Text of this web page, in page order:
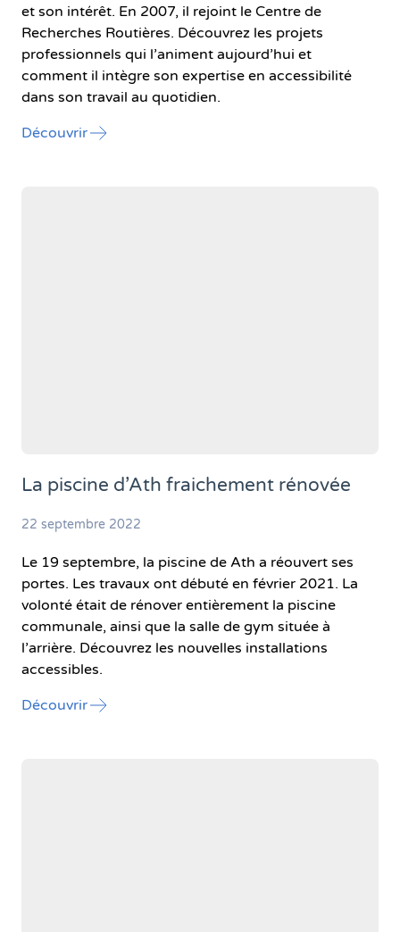
et son intérêt. En 2007, il rejoint le Centre de
Recherches Routières. Découvrez les projets
professionnels qui l’animent aujourd’hui et
comment il intègre son expertise en accessibilité
dans son travail au quotidien.
Découvrirl'article "Ils ont contribué à la mission
La piscine d’Ath fraichement rénovée
22 septembre 2022
Le 19 septembre, la piscine de Ath a réouvert ses
portes. Les travaux ont débuté en février 2021. La
volonté était de rénover entièrement la piscine
communale, ainsi que la salle de gym située à
l’arrière. Découvrez les nouvelles installations
accessibles.
Découvrirl'article "La piscine d’Ath fraichement